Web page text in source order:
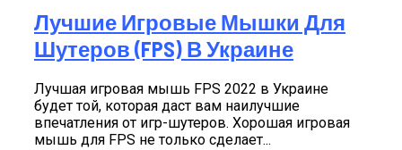
Лучшие Игровые Мышки Для
Шутеров (FPS) В Украине
Лучшая игровая мышь FPS 2022 в Украине
будет той, которая даст вам наилучшие
впечатления от игр-шутеров. Хорошая игровая
мышь для FPS не только сделает...